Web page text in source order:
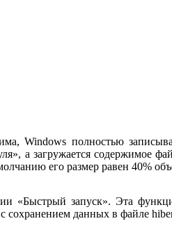
Windows полностью
а загружается содержимое
его размер равен 40%
«Быстрый запуск». Эта
данных в файле